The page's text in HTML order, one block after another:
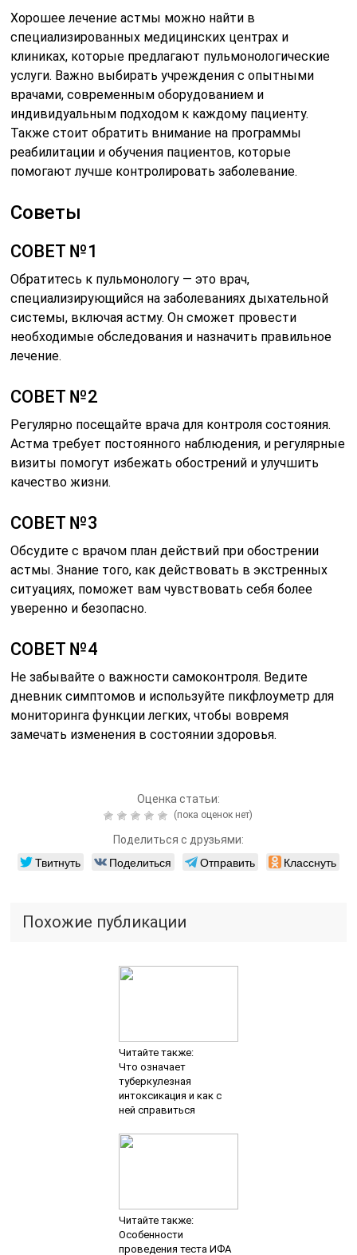
Хорошее лечение астмы можно найти в
специализированных медицинских центрах и
клиниках, которые предлагают пульмонологические
услуги. Важно выбирать учреждения с опытными
врачами, современным оборудованием и
индивидуальным подходом к каждому пациенту.
Также стоит обратить внимание на программы
реабилитации и обучения пациентов, которые
помогают лучше контролировать заболевание.
Советы
СОВЕТ №1
Обратитесь к пульмонологу — это врач,
специализирующийся на заболеваниях дыхательной
системы, включая астму. Он сможет провести
необходимые обследования и назначить правильное
лечение.
СОВЕТ №2
Регулярно посещайте врача для контроля состояния.
Астма требует постоянного наблюдения, и регулярные
визиты помогут избежать обострений и улучшить
качество жизни.
СОВЕТ №3
Обсудите с врачом план действий при обострении
астмы. Знание того, как действовать в экстренных
ситуациях, поможет вам чувствовать себя более
уверенно и безопасно.
СОВЕТ №4
Не забывайте о важности самоконтроля. Ведите
дневник симптомов и используйте пикфлоуметр для
мониторинга функции легких, чтобы вовремя
замечать изменения в состоянии здоровья.
Оценка статьи:
(пока оценок нет)
Поделиться с друзьями:
Твитнуть Поделиться Отправить Класснуть
Похожие публикации
Читайте также:
Что означает
туберкулезная
интоксикация и как с
ней справиться
Читайте также:
Особенности
проведения теста ИФА